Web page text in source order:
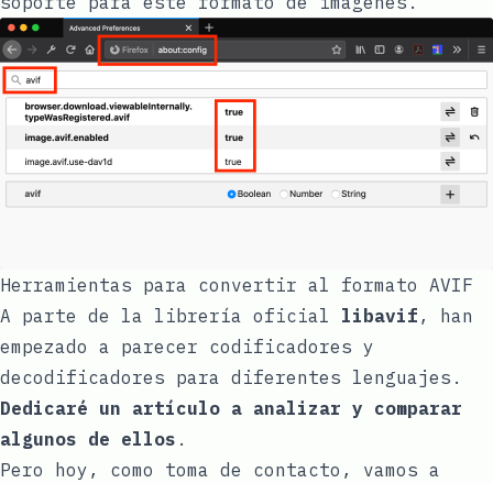
Herramientas para convertir al formato AVIF
A parte de la librería oficial libavif , han
empezado a parecer codificadores y
decodificadores para diferentes lenguajes.
Dedicaré un artículo a analizar y comparar
algunos de ellos .
Pero hoy, como toma de contacto, vamos a